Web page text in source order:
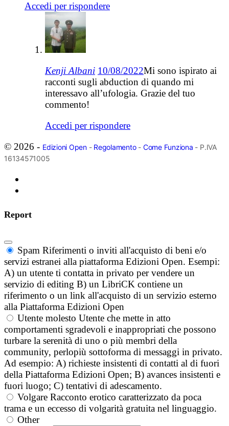
Accedi per rispondere
Kenji Albani 10/08/2022Mi sono ispirato ai
racconti sugli abduction di quando mi
interessavo all’ufologia. Grazie del tuo
commento!
Accedi per rispondere
© 2026 - Edizioni Open- Regolamento- Come Funziona - P.IVA
16134571005
Report
Spam Riferimenti o inviti all'acquisto di beni e/o
servizi estranei alla piattaforma Edizioni Open. Esempi:
A) un utente ti contatta in privato per vendere un
servizio di editing B) un LibriCK contiene un
riferimento o un link all'acquisto di un servizio esterno
alla Piattaforma Edizioni Open
Utente molesto Utente che mette in atto
comportamenti sgradevoli e inappropriati che possono
turbare la serenità di uno o più membri della
community, perlopiù sottoforma di messaggi in privato.
Ad esempio: A) richieste insistenti di contatti al di fuori
della Piattaforma Edizioni Open; B) avances insistenti e
fuori luogo; C) tentativi di adescamento.
Volgare Racconto erotico caratterizzato da poca
trama e un eccesso di volgarità gratuita nel linguaggio.
Other